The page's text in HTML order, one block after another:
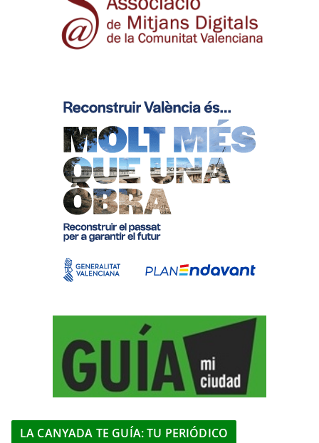
LA CANYADA TE GUÍA: TU PERIÓDICO